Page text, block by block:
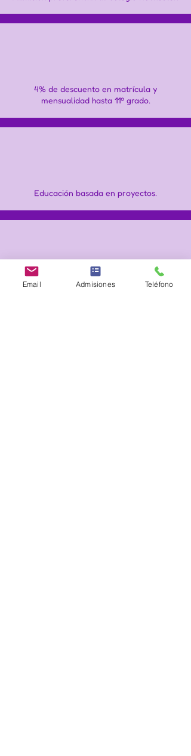
4% de descuento en matrícula y
mensualidad hasta 11º grado.
Educación basada en proyectos.
Teoría de la Elección.
Email Admisiones Teléfono